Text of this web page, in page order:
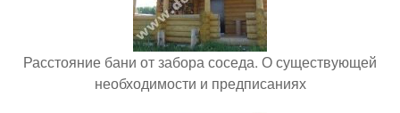
Расстояние бани от забора соседа. О существующей
необходимости и предписаниях